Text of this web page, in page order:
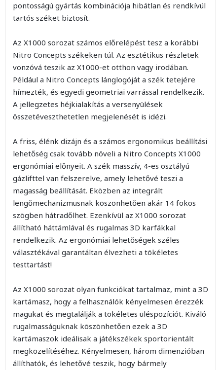
pontosságú gyártás kombinációja hibátlan és rendkívül
tartós széket biztosít.
Az X1000 sorozat számos előrelépést tesz a korábbi
Nitro Concepts székeken túl. Az esztétikus részletek
vonzóvá teszik az X1000-et otthon vagy irodában.
Például a Nitro Concepts lánglogóját a szék tetejére
hímezték, és egyedi geometriai varrással rendelkezik.
A jellegzetes héjkialakítás a versenyülések
összetéveszthetetlen megjelenését is idézi.
A friss, élénk dizájn és a számos ergonomikus beállítási
lehetőség csak tovább növeli a Nitro Concepts X1000
ergonómiai előnyeit. A szék masszív, 4-es osztályú
gázlifttel van felszerelve, amely lehetővé teszi a
magasság beállítását. Eközben az integrált
lengőmechanizmusnak köszönhetően akár 14 fokos
szögben hátradőlhet. Ezenkívül az X1000 sorozat
állítható háttámlával és rugalmas 3D karfákkal
rendelkezik. Az ergonómiai lehetőségek széles
választékával garantáltan élvezheti a tökéletes
testtartást!
Az X1000 sorozat olyan funkciókat tartalmaz, mint a 3D
kartámasz, hogy a felhasználók kényelmesen érezzék
magukat és megtalálják a tökéletes üléspozíciót. Kiváló
rugalmasságuknak köszönhetően ezek a 3D
kartámaszok ideálisak a játékszékek sportorientált
megközelítéséhez. Kényelmesen, három dimenzióban
állíthatók, és lehetővé teszik, hogy bármely